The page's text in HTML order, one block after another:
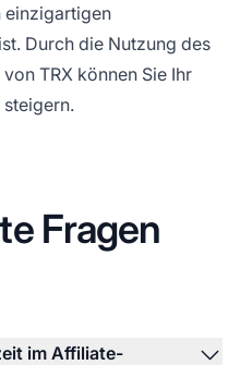
einzigartigen
Durch die Nutzung des
TRX können Sie Ihr
Fragen
im Affiliate-